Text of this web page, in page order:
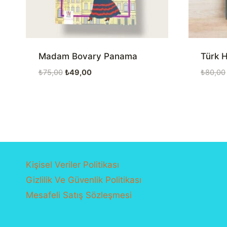
Madam Bovary Panama
₺75,00 Orijinal
₺49,00Şu
Türk
₺80,00
Kişisel Veriler Politikası
Gizlilik Ve Güvenlik Politikası
Mesafeli Satış Sözleşmesi